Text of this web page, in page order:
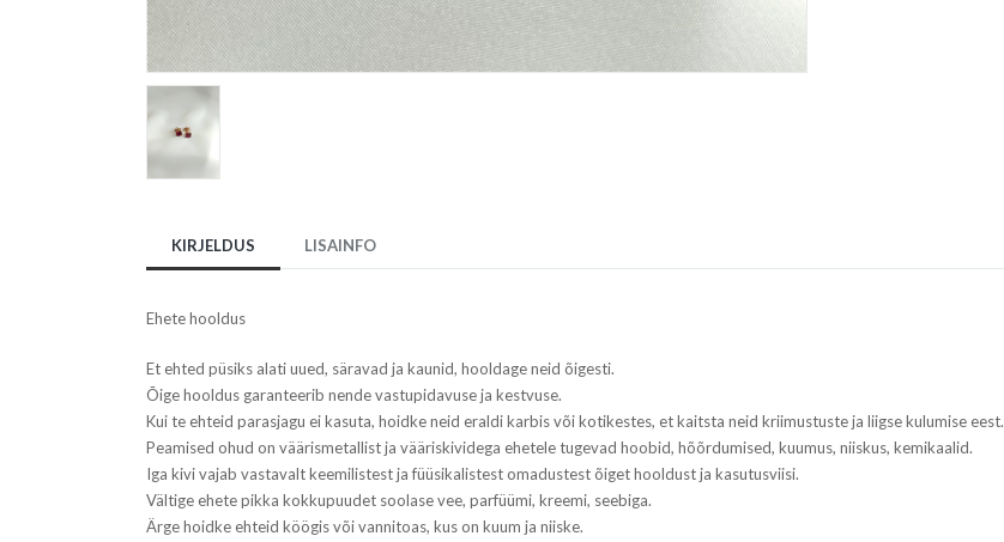
KIRJELDUS LISAINFO
Ehete hooldus
Et ehted püsiks alati uued, säravad ja kaunid, hooldage neid õigesti.
Õige hooldus garanteerib nende vastupidavuse ja kestvuse.
Kui te ehteid parasjagu ei kasuta, hoidke neid eraldi karbis või kotikestes, et kaitsta neid kriimustuste ja liigse kulumise eest.
Peamised ohud on väärismetallist ja vääriskividega ehetele tugevad hoobid, hõõrdumised, kuumus, niiskus, kemikaalid.
Iga kivi vajab vastavalt keemilistest ja füüsikalistest omadustest õiget hooldust ja kasutusviisi.
Vältige ehete pikka kokkupuudet soolase vee, parfüümi, kreemi, seebiga.
Ärge hoidke ehteid köögis või vannitoas, kus on kuum ja niiske.